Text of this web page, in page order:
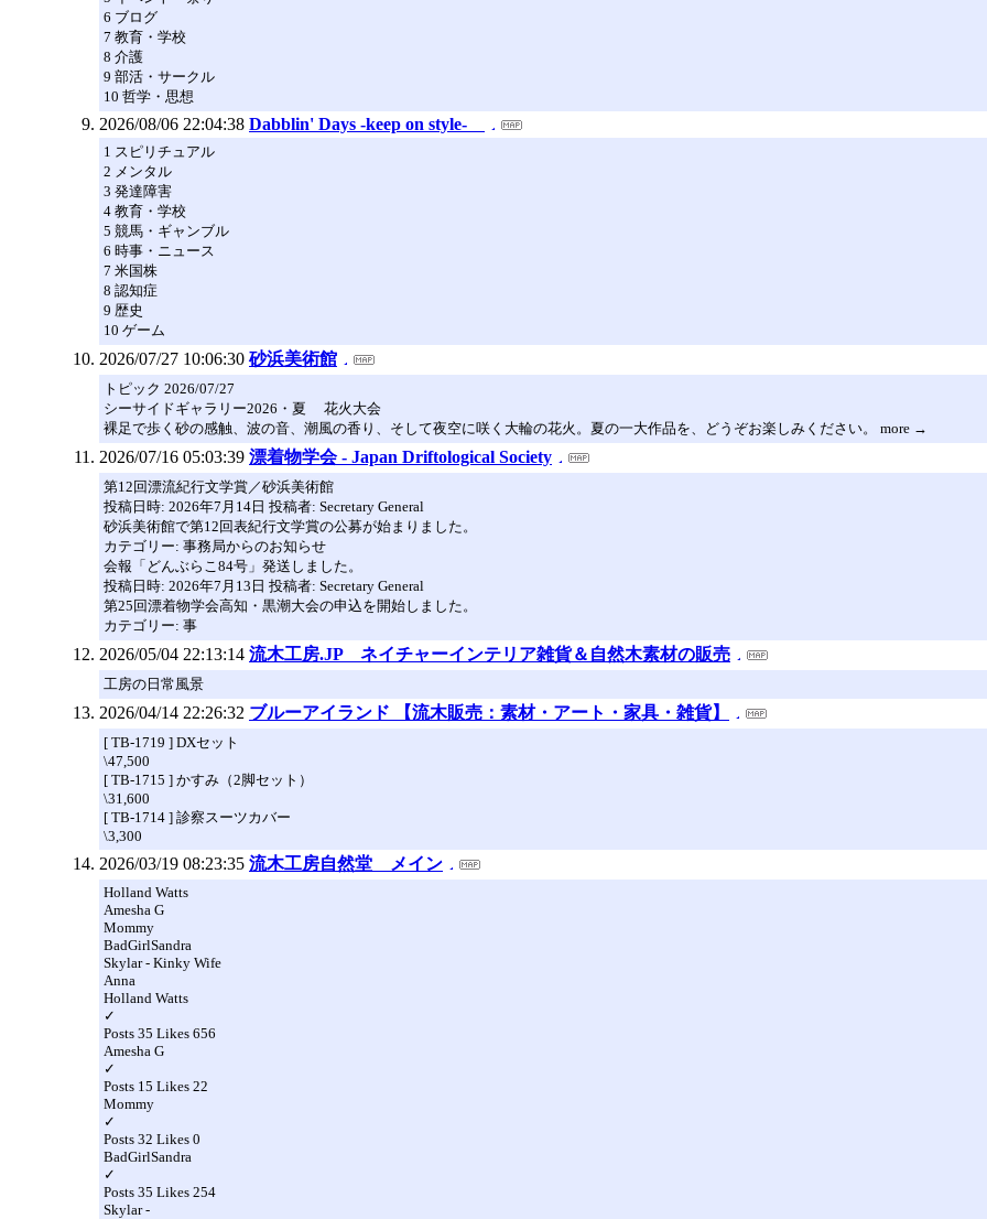
6 ブログ
7 教育・学校
8 介護
9 部活・サークル
10 哲学・思想
2026/08/06 22:04:38 Dabblin' Days -keep on style-
1 スピリチュアル
2 メンタル
3 発達障害
4 教育・学校
5 競馬・ギャンブル
6 時事・ニュース
7 米国株
8 認知症
9 歴史
10 ゲーム
2026/07/27 10:06:30 砂浜美術館
トピック 2026/07/27
シーサイドギャラリー2026・夏 花火大会
裸足で歩く砂の感触、波の音、潮風の香り、そして夜空に咲く大輪の花火。夏の一大作品を、どうぞお楽しみください。 more →
2026/07/16 05:03:39 漂着物学会 - Japan Driftological Society
第12回漂流紀行文学賞／砂浜美術館
投稿日時: 2026年7月14日 投稿者: Secretary General
砂浜美術館で第12回表紀行文学賞の公募が始まりました。
カテゴリー: 事務局からのお知らせ
会報「どんぶらこ84号」発送しました。
投稿日時: 2026年7月13日 投稿者: Secretary General
第25回漂着物学会高知・黒潮大会の申込を開始しました。
カテゴリー: 事
2026/05/04 22:13:14 流木工房.JP ネイチャーインテリア雑貨＆自然木素材の販売
工房の日常風景
2026/04/14 22:26:32 ブルーアイランド 【流木販売：素材・アート・家具・雑貨】
[ TB-1719 ] DXセット
\47,500
[ TB-1715 ] かすみ（2脚セット）
\31,600
[ TB-1714 ] 診察スーツカバー
\3,300
2026/03/19 08:23:35 流木工房自然堂 メイン
Holland Watts
Amesha G
Mommy
BadGirlSandra
Skylar - Kinky Wife
Anna
Holland Watts
✓
Posts 35 Likes 656
Amesha G
✓
Posts 15 Likes 22
Mommy
✓
Posts 32 Likes 0
BadGirlSandra
✓
Posts 35 Likes 254
Skylar -